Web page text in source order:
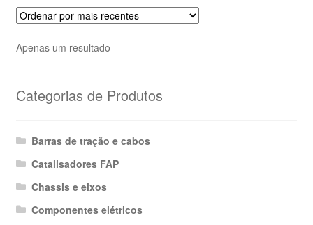
Apenas um resultado
Categorias de Produtos
Barras de tração e cabos
Catalisadores FAP
Chassis e eixos
Componentes elétricos